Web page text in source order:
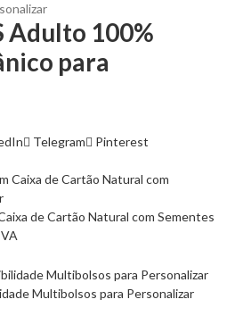
Adulto 100%
para
Telegram
Pinterest
de Cartão Natural com Sementes
Multibolsos para Personalizar